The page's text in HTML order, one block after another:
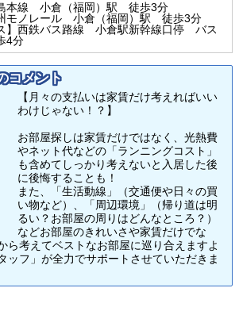
本線 小倉（福岡）駅 徒歩3分
モノレール 小倉（福岡）駅 徒歩3分
ス】西鉄バス路線 小倉駅新幹線口停 バス
4分
コメント
【月々の支払いは家賃だけ考えればいい
わけじゃない！？】
お部屋探しは家賃だけではなく、光熱費
やネット代などの「ランニングコスト」
も含めてしっかり考えないと入居した後
に後悔することも！
また、「生活動線」（交通便や日々の買
い物など）、「周辺環境」（帰り道は明
るい？お部屋の周りはどんなところ？）
などお部屋のきれいさや家賃だけでな
ら考えてベストなお部屋に巡り合えますよ
ッフ」が全力でサポートさせていただきま